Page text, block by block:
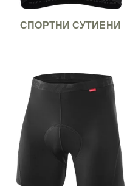
СПОРТНИ СУТИЕНИ
Спорт ‪»